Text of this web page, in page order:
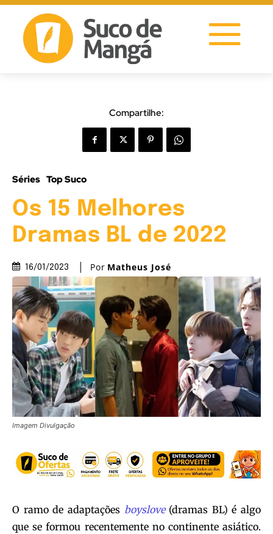
Compartilhe:
Séries Top Suco
Os 15 Melhores
Dramas BL de 2022
16/01/2023 Por Matheus José
Imagem Divulgação
O ramode adaptações boyslove(dramas BL) é algo
que se formou recentemente no continente asiático.